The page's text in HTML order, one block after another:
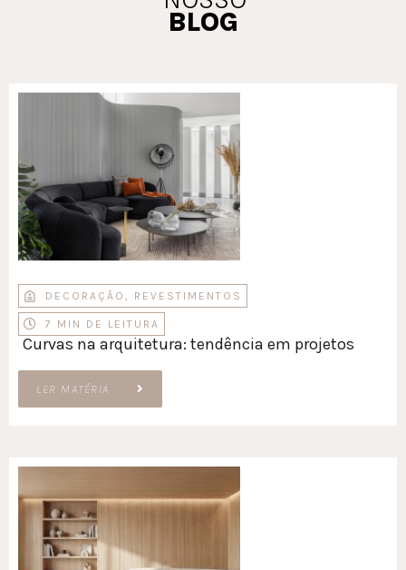
BLOG
DECORAÇÃO , REVESTIMENTOS
7 MIN DE LEITURA
Curvas na arquitetura: tendência em projetos
LER MATÉRIA